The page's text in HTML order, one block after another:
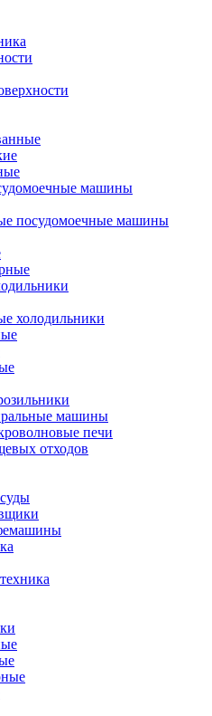
машины
посудомоечные машины
холодильники
машины
печи
отходов